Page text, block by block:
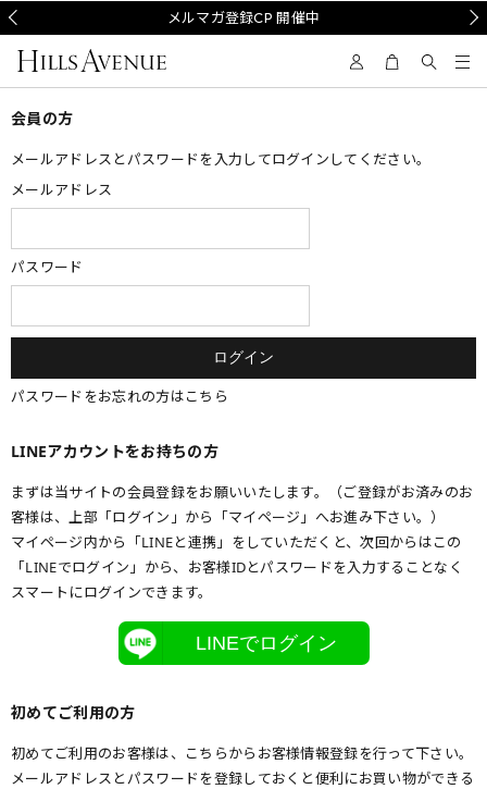
メルマガ登録CP 開催中
会員の方
メールアドレスとパスワードを入力してログインしてください。
メールアドレス
パスワード
パスワードをお忘れの方はこちら
LINEアカウントをお持ちの方
まずは当サイトの会員登録をお願いいたします。（ご登録がお済みのお
客様は、上部「ログイン」から「マイページ」へお進み下さい。）
マイページ内から「LINEと連携」をしていただくと、次回からはこの
「LINEでログイン」から、お客様IDとパスワードを入力することなく
スマートにログインできます。
LINEでログイン
初めてご利用の方
初めてご利用のお客様は、こちらからお客様情報登録を行って下さい。
メールアドレスとパスワードを登録しておくと便利にお買い物ができる